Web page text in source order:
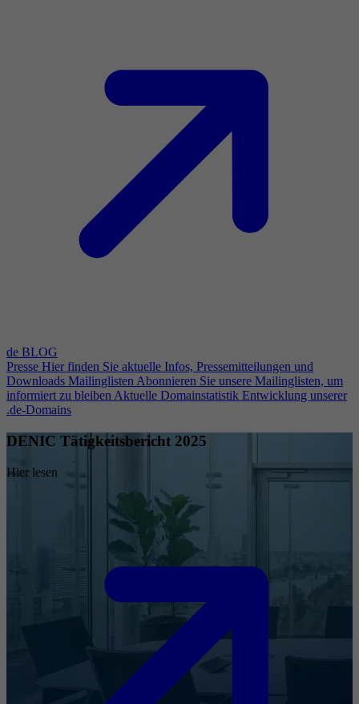
de BLOG
Presse Hier finden Sie aktuelle Infos, Pressemitteilungen und
Downloads Mailinglisten Abonnieren Sie unsere Mailinglisten, um
informiert zu bleiben Aktuelle Domainstatistik Entwicklung unserer
.de-Domains
DENIC Tätigkeitsbericht 2025
Hier lesen